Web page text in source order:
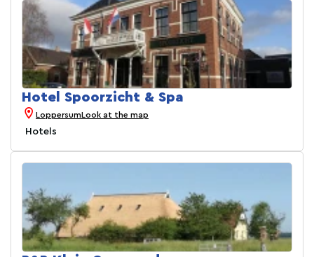
Hotel Spoorzicht & Spa
LoppersumLook at the map
Hotels